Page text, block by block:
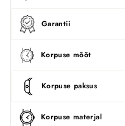
Garantii
Korpuse mõõt
Korpuse paksus
Korpuse materjal